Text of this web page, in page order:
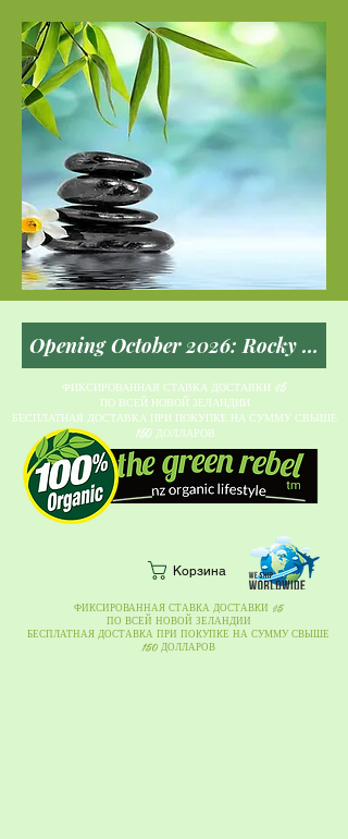
ФИКСИРОВАННАЯ СТАВКА ДОСТАВКИ $5
ПО ВСЕЙ НОВОЙ ЗЕЛАНДИИ
БЕСПЛАТНАЯ ДОСТАВКА ПРИ ПОКУПКЕ НА СУММУ СВЫШЕ
150 ДОЛЛАРОВ
Корзина
ФИКСИРОВАННАЯ СТАВКА ДОСТАВКИ $5
ПО ВСЕЙ НОВОЙ ЗЕЛАНДИИ
БЕСПЛАТНАЯ ДОСТАВКА ПРИ ПОКУПКЕ НА СУММУ СВЫШЕ
150 ДОЛЛАРОВ